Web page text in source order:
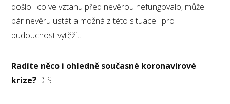
došlo i co ve vztahu před nevěrou nefungovalo, může
pár nevěru ustát a možná z této situace i pro
budoucnost vytěžit.
Radíte něco i ohledně současné koronavirové
krize? DIS